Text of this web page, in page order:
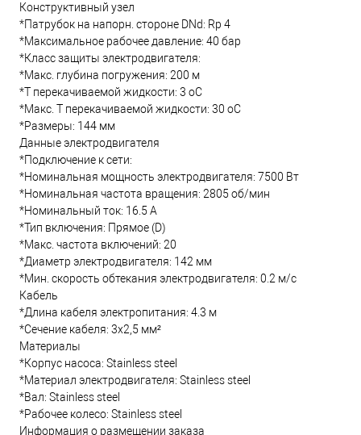
Конструктивный узел
*Патрубок на напорн. стороне DNd: Rp 4
*Максимальное рабочее давление: 40 бар
*Класс защиты электродвигателя:
*Макс. глубина погружения: 200 м
*Т перекачиваемой жидкости: 3 oC
*Макс. T перекачиваемой жидкости: 30 oC
*Размеры: 144 мм
Данные электродвигателя
*Подключение к сети:
*Номинальная мощность электродвигателя: 7500 Вт
*Номинальная частота вращения: 2805 об/мин
*Номинальный ток: 16.5 А
*Тип включения: Прямое (D)
*Макс. частота включений: 20
*Диаметр электродвигателя: 142 мм
*Мин. скорость обтекания электродвигателя: 0.2 м/с
Кабель
*Длина кабеля электропитания: 4.3 м
*Сечение кабеля: 3x2,5 мм²
Материалы
*Корпус насоса: Stainless steel
*Материал электродвигателя: Stainless steel
*Вал: Stainless steel
*Рабочее колесо: Stainless steel
Информация о размещении заказа